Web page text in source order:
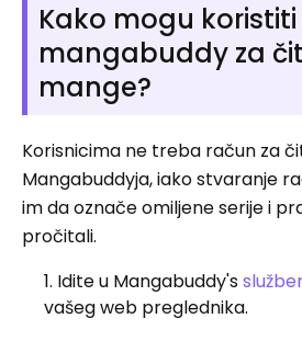
Kako mogu koristiti
mangabuddy za
mange?
Korisnicima ne treba račun za
Mangabuddyja, iako stvaranje
im da označe omiljene serije i
pročitali.
Idite u Mangabuddy's
vašeg web preglednika.